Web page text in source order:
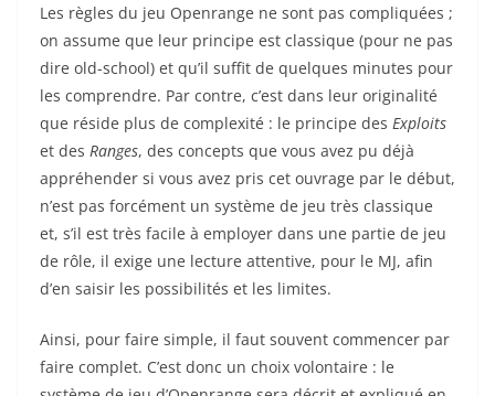
Les règles du jeu Openrange ne sont pas compliquées ;
on assume que leur principe est classique (pour ne pas
dire old-school) et qu’il suffit de quelques minutes pour
les comprendre. Par contre, c’est dans leur originalité
que réside plus de complexité : le principe des Exploits
et des Ranges, des concepts que vous avez pu déjà
appréhender si vous avez pris cet ouvrage par le début,
n’est pas forcément un système de jeu très classique
et, s’il est très facile à employer dans une partie de jeu
de rôle, il exige une lecture attentive, pour le MJ, afin
d’en saisir les possibilités et les limites.
Ainsi, pour faire simple, il faut souvent commencer par
faire complet. C’est donc un choix volontaire : le